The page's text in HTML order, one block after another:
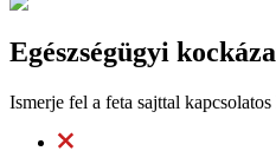
Egészségügyi
Ismerje fel a feta sajttal